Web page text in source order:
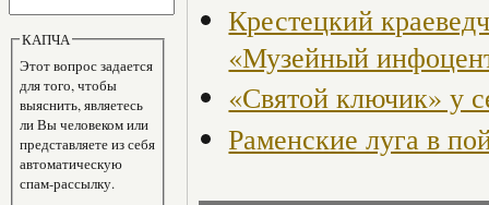
КАПЧА
Этот вопрос задается
для того, чтобы
выяснить, являетесь
ли Вы человеком или
представляете из себя
автоматическую
спам-рассылку.
Крестецкий
«Музейный
«Святой ключик» у
Раменские луга в